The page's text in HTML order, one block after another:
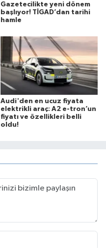
Gazetecilikte yeni dönem
başlıyor! TİGAD’dan tarihi
hamle
Audi'den en ucuz fiyata
elektrikli araç: A2 e-tron’un
fiyatı ve özellikleri belli
oldu!